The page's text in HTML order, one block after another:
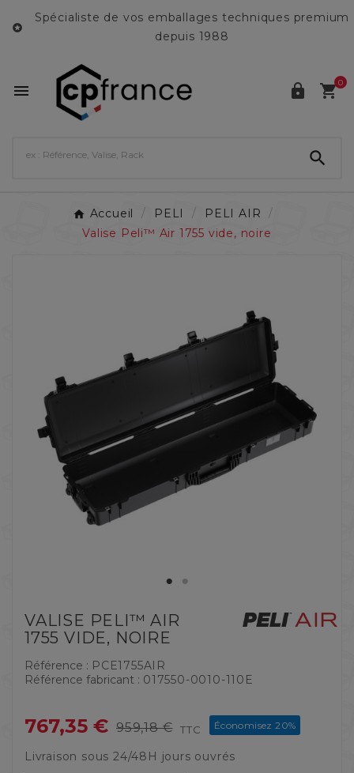

Spécialiste de vos emballages techniques premium
depuis 1988
  0

Accueil PELI
PELI AIR
Valise Peli™ Air 1755 vide, noire
VALISE PELI™ AIR
1755 VIDE, NOIRE
Référence : PCE1755AIR
Référence fabricant : 017550-0010-110E
767,35 € 959,18 € TTC Économisez 20%
Livraison sous 24/48H jours ouvrés